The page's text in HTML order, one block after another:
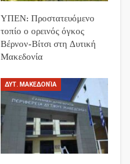
ΥΠΕΝ: Προστατευόμενο
τοπίο ο ορεινός όγκος
Βέρνον-Βίτσι στη Δυτική
Μακεδονία
ΔΥΤ. ΜΑΚΕΔΟΝΊΑ